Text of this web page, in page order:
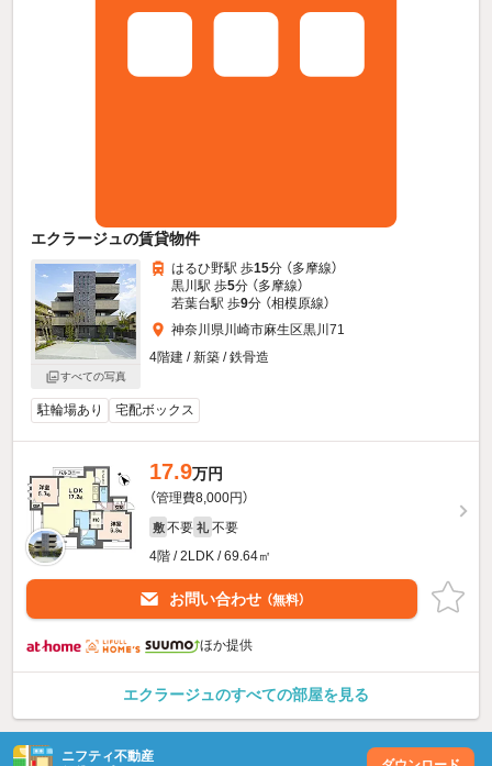
エクラージュの賃貸物件
すべての写真
はるひ野駅 歩15分 （多摩線）
黒川駅 歩5分 （多摩線）
若葉台駅 歩9分 （相模原線）
神奈川県川崎市麻生区黒川71
4階建 / 新築 / 鉄骨造
駐輪場あり 宅配ボックス
17.9万円
（管理費8,000円）
敷 不要 礼 不要
4階 / 2LDK / 69.64㎡
お問い合わせ （無料）
ほか提供
エクラージュのすべての部屋を見る
ニフティ不動産